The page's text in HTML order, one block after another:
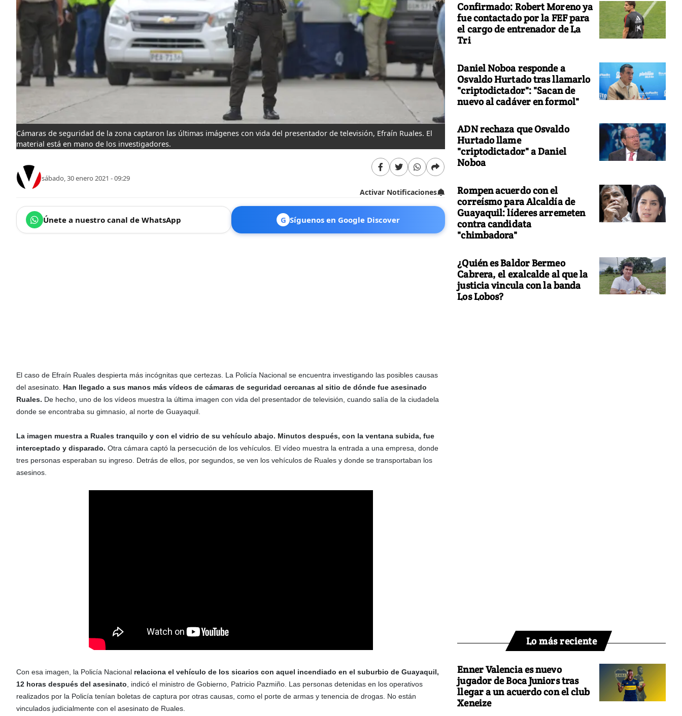
Cámaras de seguridad de la zona captaron las últimas imágenes con vida del presentador de televisión, Efraín Ruales. El
material está en mano de los investigadores.
sábado, 30 enero 2021 - 09:29
Activar Notificaciones
Únete a nuestro canal de WhatsApp G Síguenos en Google Discover
El caso de Efraín Ruales despierta más incógnitas que certezas. La Policía Nacional se encuentra investigando las posibles causas
del asesinato. Han llegado a sus manos más vídeos de cámaras de seguridad cercanas al sitio de dónde fue asesinado
Ruales. De hecho, uno de los vídeos muestra la última imagen con vida del presentador de televisión, cuando salía de la ciudadela
donde se encontraba su gimnasio, al norte de Guayaquil.
La imagen muestra a Ruales tranquilo y con el vidrio de su vehículo abajo. Minutos después, con la ventana subida, fue
interceptado y disparado. Otra cámara captó la persecución de los vehículos. El vídeo muestra la entrada a una empresa, donde
tres personas esperaban su ingreso. Detrás de ellos, por segundos, se ven los vehículos de Ruales y donde se transportaban los
asesinos.
Con esa imagen, la Policía Nacional relaciona el vehículo de los sicarios con aquel incendiado en el suburbio de Guayaquil,
12 horas después del asesinato , indicó el ministro de Gobierno, Patricio Pazmiño. Las personas detenidas en los operativos
realizados por la Policía tenían boletas de captura por otras causas, como el porte de armas y tenencia de drogas. No están
vinculados judicialmente con el asesinato de Ruales.
Confirmado: Robert Moreno ya
fue contactado por la FEF para
el cargo de entrenador de La
Tri
Daniel Noboa responde a
Osvaldo Hurtado tras llamarlo
"criptodictador": "Sacan de
nuevo al cadáver en formol"
ADN rechaza que Osvaldo
Hurtado llame
"criptodictador" a Daniel
Noboa
Rompen acuerdo con el
correísmo para Alcaldía de
Guayaquil: líderes arremeten
contra candidata
"chimbadora"
¿Quién es Baldor Bermeo
Cabrera, el exalcalde al que la
justicia vincula con la banda
Los Lobos?
Lo más reciente
Enner Valencia es nuevo
jugador de Boca Juniors tras
llegar a un acuerdo con el club
Xeneize